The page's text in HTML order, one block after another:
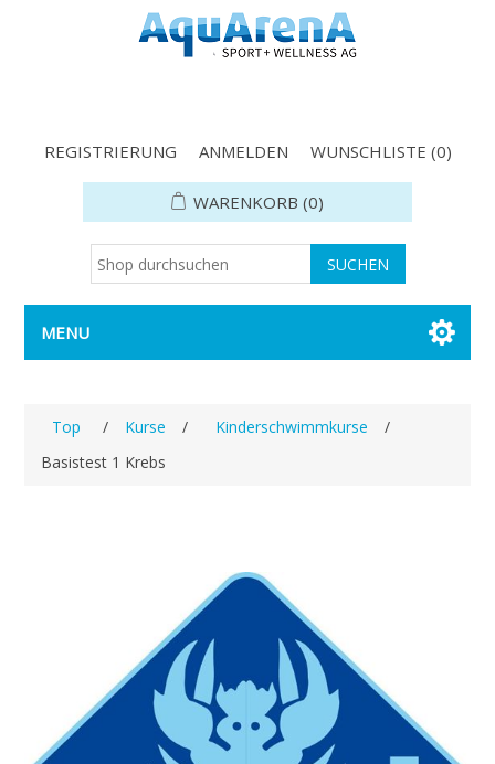
REGISTRIERUNG ANMELDEN WUNSCHLISTE (0)
WARENKORB (0)
MENU
Top / Kurse / Kinderschwimmkurse
/
Basistest 1 Krebs